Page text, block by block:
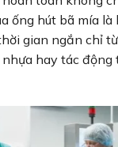
ống hút bã mía
gian ngắn chỉ
hay tác động